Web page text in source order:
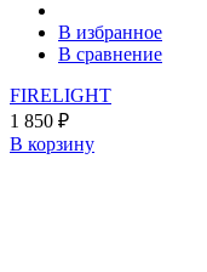
В избранное
В сравнение
FIRELIGHT
1 850 ₽
В корзину